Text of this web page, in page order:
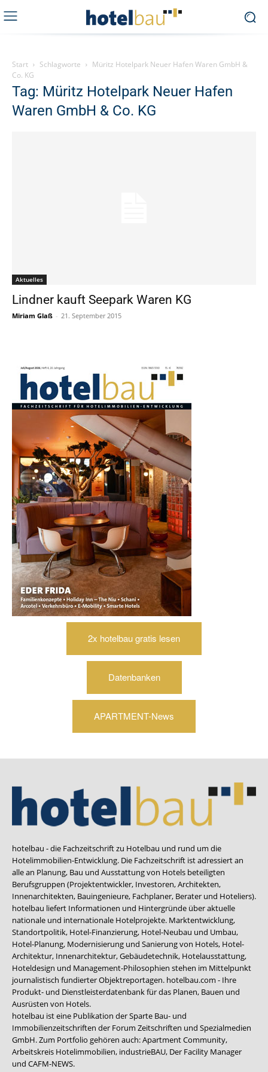
Start Schlagworte
Müritz Hotelpark Neuer Hafen Waren GmbH &
Co. KG
Tag: Müritz Hotelpark Neuer Hafen
Waren GmbH & Co. KG
Aktuelles
Lindner kauft Seepark Waren KG
Miriam Glaß - 21. September 2015
2x hotelbau gratis lesen
Datenbanken
APARTMENT-News
hotelbau - die Fachzeitschrift zu Hotelbau und rund um die
Hotelimmobilien-Entwicklung. Die Fachzeitschrift ist adressiert an
alle an Planung, Bau und Ausstattung von Hotels beteiligten
Berufsgruppen (Projektentwickler, Investoren, Architekten,
Innenarchitekten, Bauingenieure, Fachplaner, Berater und Hoteliers).
hotelbau liefert Informationen und Hintergründe über aktuelle
nationale und internationale Hotelprojekte. Marktentwicklung,
Standortpolitik, Hotel-Finanzierung, Hotel-Neubau und Umbau,
Hotel-Planung, Modernisierung und Sanierung von Hotels, Hotel-
Architektur, Innenarchitektur, Gebäudetechnik, Hotelausstattung,
Hoteldesign und Management-Philosophien stehen im Mittelpunkt
journalistisch fundierter Objektreportagen. hotelbau.com - Ihre
Produkt- und Dienstleisterdatenbank für das Planen, Bauen und
Ausrüsten von Hotels.
hotelbau ist eine Publikation der Sparte Bau- und
Immobilienzeitschriften der Forum Zeitschriften und Spezialmedien
GmbH. Zum Portfolio gehören auch:Apartment Community,
Arbeitskreis Hotelimmobilien, industrieBAU, Der Facility Manager
und CAFM-NEWS.